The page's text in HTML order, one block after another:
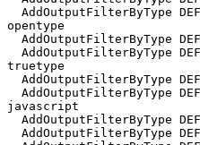
opentype
truetype
javascript